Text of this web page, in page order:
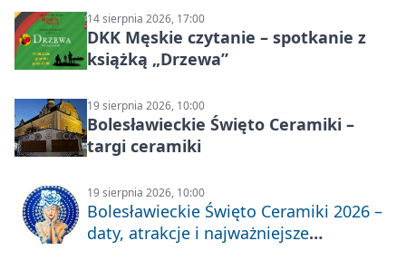
14 sierpnia 2026, 17:00
DKK Męskie czytanie – spotkanie z
książką „Drzewa”
19 sierpnia 2026, 10:00
Bolesławieckie Święto Ceramiki –
targi ceramiki
19 sierpnia 2026, 10:00
Bolesławieckie Święto Ceramiki 2026 –
daty, atrakcje i najważniejsze